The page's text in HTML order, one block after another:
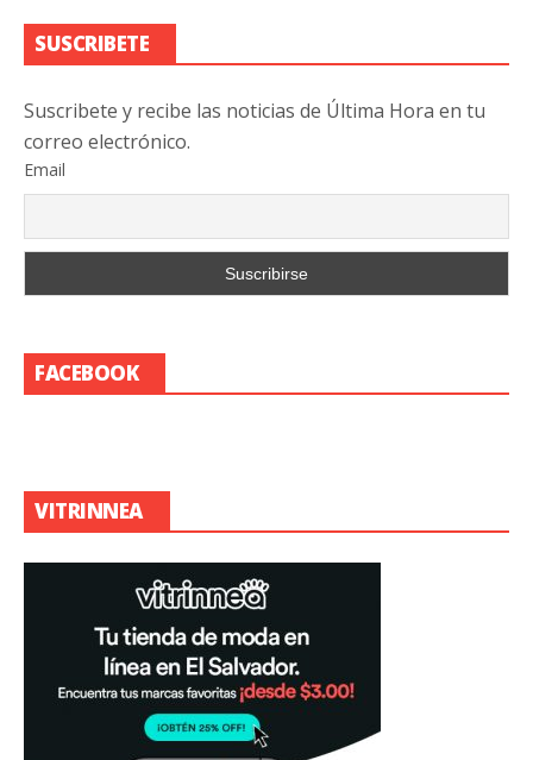
SUSCRIBETE
Suscribete y recibe las noticias de Última Hora en tu
correo electrónico.
Email
FACEBOOK
VITRINNEA